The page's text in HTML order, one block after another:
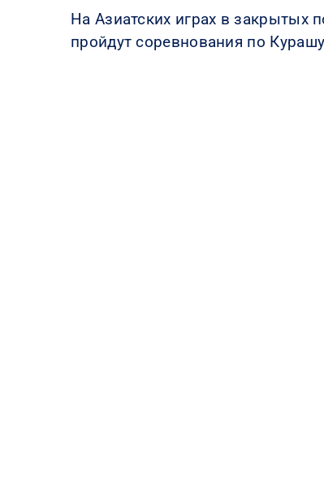
На Азиатских играх в закрытых
пройдут соревнования по